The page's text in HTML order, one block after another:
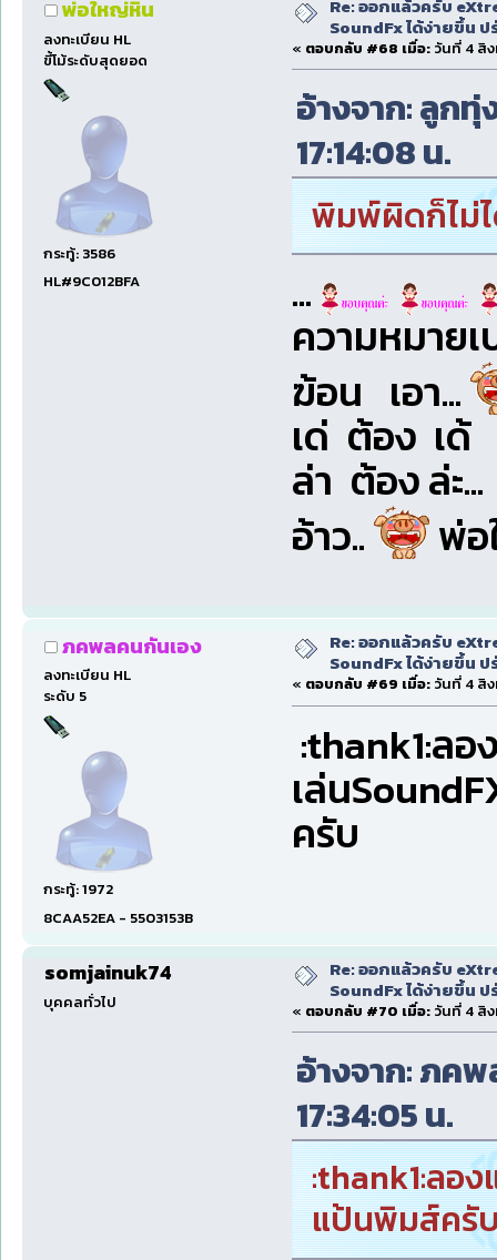
พ่อใหญ่หิน
ลงทะเบียน HL
ขี้โม้ระดับสุดยอด
กระทู้: 3586
HL#9C012BFA
Re: ออกแล้วครับ
SoundFx ได้ง่ายขึ้น
« ตอบกลับ #68 เมื่อ: วันที่ 4 สิ
อ้างจาก: ลูก
17:14:08 น.
พิมพ์ผิดก็ไม่ไ
...
ความหมาย
ฆ้อน เอา...
เด่ ต้อง เด้
ล่า ต้อง ล่ะ...
อ้าว..
พ่
ภคพลคนกันเอง
ลงทะเบียน HL
ระดับ 5
กระทู้: 1972
8CAA52EA - 5503153B
Re: ออกแล้วครับ
SoundFx ได้ง่ายขึ้น
« ตอบกลับ #69 เมื่อ: วันที่ 4 สิ
:thank1:ลอ
เล่น
ครับ
somjainuk74
บุคคลทั่วไป
Re: ออกแล้วครับ
SoundFx ได้ง่ายขึ้น
« ตอบกลับ #70 เมื่อ: วันที่ 4 สิ
อ้างจาก: ภค
17:34:05 น.
:thank1:ลอ
แป้นพิมส์ครั